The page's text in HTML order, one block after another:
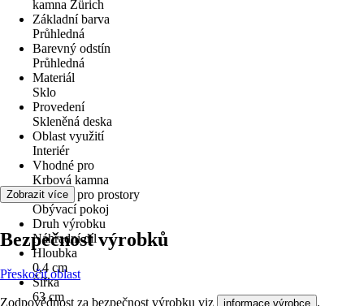
kamna Zürich
Základní barva
Průhledná
Barevný odstín
Průhledná
Materiál
Sklo
Provedení
Skleněná deska
Oblast využití
Interiér
Vhodné pro
Krbová kamna
Vhodné pro prostory
Obývací pokoj
Druh výrobku
Náhradní díl
Hloubka
0,4 cm
Šířka
63 cm
Zobrazit více
Bezpečnost výrobků
Přeskočit oblast
Zodpovědnost za bezpečnost výrobku viz informace výrobce .